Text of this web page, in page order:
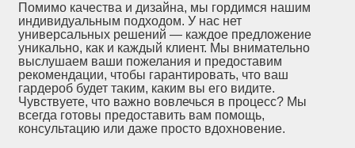
Помимо качества и дизайна, мы гордимся нашим
индивидуальным подходом. У нас нет
универсальных решений — каждое предложение
уникально, как и каждый клиент. Мы внимательно
выслушаем ваши пожелания и предоставим
рекомендации, чтобы гарантировать, что ваш
гардероб будет таким, каким вы его видите.
Чувствуете, что важно вовлечься в процесс? Мы
всегда готовы предоставить вам помощь,
консультацию или даже просто вдохновение.